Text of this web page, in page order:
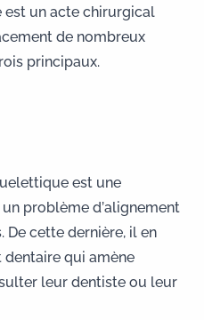
un acte chirurgical
de nombreux
principaux.
est une
problème d’alignement
De cette dernière, il en
qui amène
leur dentiste ou leur